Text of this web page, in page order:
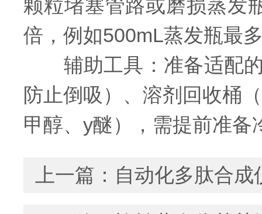
颗粒堵塞管路或磨损蒸发
倍，例如500mL蒸发瓶最
辅助工具：准备适配的
防止倒吸）、溶剂回收桶
甲醇、y醚），需提前准
上一篇： 自动化多肽合